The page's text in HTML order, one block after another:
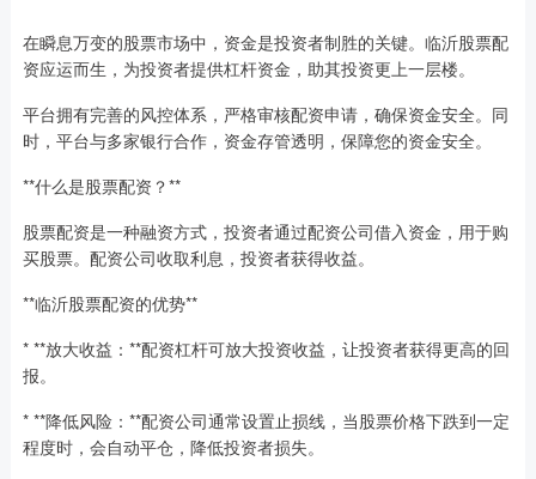
在瞬息万变的股票市场中，资金是投资者制胜的关键。临沂股票配
资应运而生，为投资者提供杠杆资金，助其投资更上一层楼。
平台拥有完善的风控体系，严格审核配资申请，确保资金安全。同
时，平台与多家银行合作，资金存管透明，保障您的资金安全。
**什么是股票配资？**
股票配资是一种融资方式，投资者通过配资公司借入资金，用于购
买股票。配资公司收取利息，投资者获得收益。
**临沂股票配资的优势**
* **放大收益：**配资杠杆可放大投资收益，让投资者获得更高的回
报。
* **降低风险：**配资公司通常设置止损线，当股票价格下跌到一定
程度时，会自动平仓，降低投资者损失。